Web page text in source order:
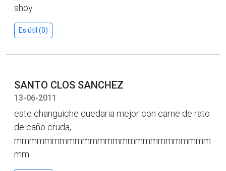
shoy
Es útil (0)
SANTO CLOS SANCHEZ
13-06-2011
este changuiche quedaria mejor con carne de rato
de caño cruda,
mmmmmmmmmmmmmmmmmmmmmmmmmm
mm